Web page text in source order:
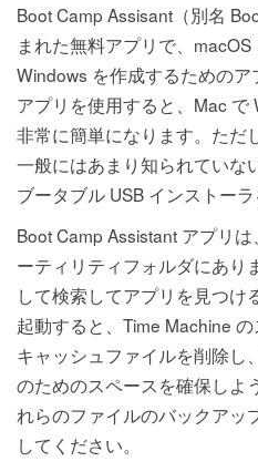
Boot Camp Assisant（別名
まれた無料アプリで、
Windows を作成するための
アプリを使用すると、Mac
非常に簡単になります。ただ
一般にはあまり知られていな
ブータブル USB インストーラ
Boot Camp Assistant アプリ
ーティリティフォルダにあり
して検索してアプリを見つ
起動すると、Time Machine
キャッシュファイルを削除し
のためのスペースを確保しよ
れらのファイルのバックアッ
してください。